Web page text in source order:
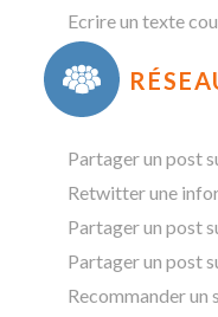
Ecrire un texte
Partager un post
Retwitter une
Partager un post
Partager un post
Recommander un